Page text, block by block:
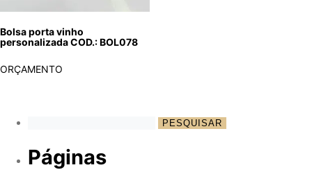
Bolsa porta vinho
personalizada COD.: BOL078
ORÇAMENTO
Páginas